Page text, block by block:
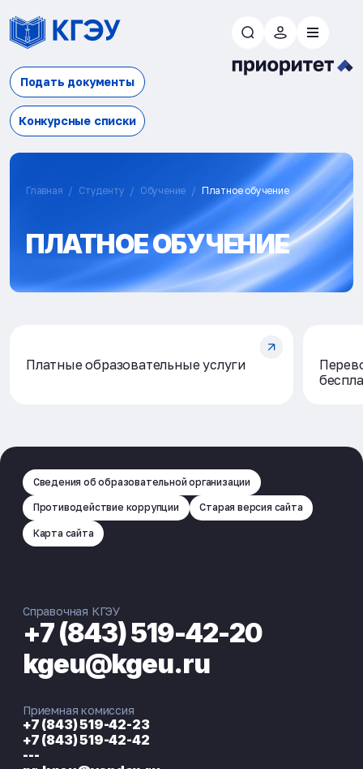
Подать документы
Конкурсные списки
Главная Студенту Обучение Платное обучение
ПЛАТНОЕ ОБУЧЕНИЕ
Платные образовательные услуги
Сведения об образовательной организации
Противодействие коррупции Старая версия сайта
Карта сайта
Справочная КГЭУ
+7 (843) 519-42-20
kgeu@kgeu.ru
Приемная комиссия
+7 (843) 519-42-23
+7 (843) 519-42-42
---